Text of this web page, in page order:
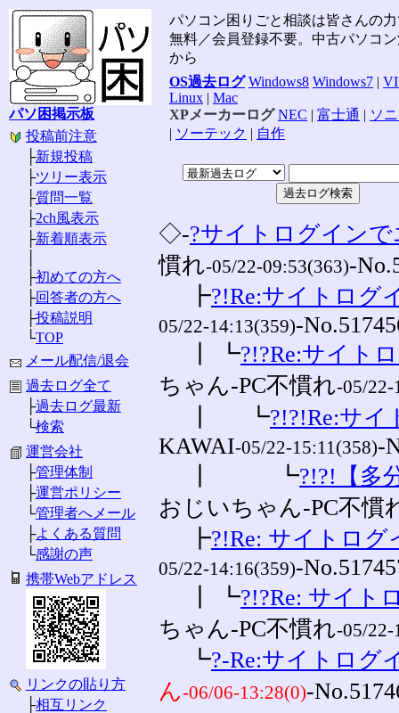
パソ困掲示板
投稿前注意
├新規投稿
├ツリー表示
├質問一覧
├2ch風表示
├新着順表示
├初めての方へ
├回答者の方へ
├投稿説明
└TOP
メール配信/退会
過去ログ全て
├過去ログ最新
└検索
運営会社
├管理体制
├運営ポリシー
└管理者へメール
├よくある質問
└感謝の声
携帯Webアドレス
リンクの貼り方
├相互リンク
パソコン困りごと相談は皆さんの
無料／会員登録不要。中古パソコ
から
OS過去ログ Windows8 Windows7 |
Linux | Mac
XPメーカーログ NEC | 富士通 | ソ
| ソーテック | 自作
◇-?サイトログイン
慣れ-05/22-09:53(363)-
┣?!Re:サイトログ
05/22-14:13(359)-
┃ ┗?!?Re:サイト
ちゃん-PC不慣れ-05/22-
┃ ┗?!?!Re:サ
KAWAI-05/22-15:11(358)-
┃ ┗?!?!【多
おじいちゃん-PC不慣
┣?!Re: サイトロ
05/22-14:16(359)-
┃ ┗?!?Re: サイト
ちゃん-PC不慣れ-05/22-
┗?-Re:サイトログ
ん-06/06-13:28(0)-